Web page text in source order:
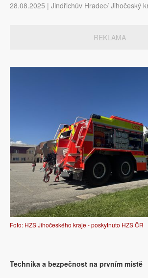
28.08.2025 | Jindřichův Hradec/ Jihočeský
REKLAMA
Foto: HZS Jihočeského kraje - poskytnuto HZS ČR
Technika a bezpečnost na prvním místě